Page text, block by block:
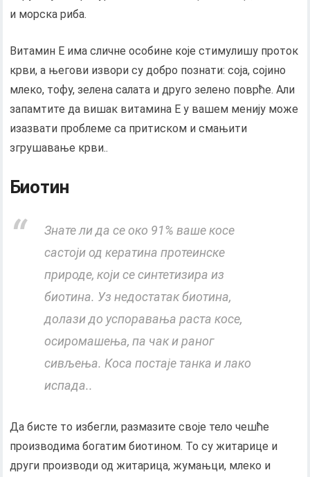
и морска риба.
Витамин Е има сличне особине које стимулишу проток
крви, а његови извори су добро познати: соја, сојино
млеко, тофу, зелена салата и друго зелено поврће. Али
запамтите да вишак витамина Е у вашем менију може
изазвати проблеме са притиском и смањити
згрушавање крви..
Биотин
Знате ли да се око 91% ваше косе
састоји од кератина протеинске
природе, који се синтетизира из
биотина. Уз недостатак биотина,
долази до успоравања раста косе,
осиромашења, па чак и раног
сивљења. Коса постаје танка и лако
испада..
Да бисте то избегли, размазите своје тело чешће
производима богатим биотином. То су житарице и
други производи од житарица, жумањци, млеко и